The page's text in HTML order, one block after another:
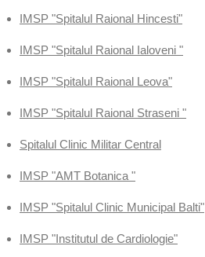
IMSP "Spitalul Raional Hincesti"
IMSP "Spitalul Raional Ialoveni "
IMSP "Spitalul Raional Leova"
IMSP "Spitalul Raional Straseni "
Spitalul Clinic Militar Central
IMSP "AMT Botanica "
IMSP "Spitalul Clinic Municipal Balti"
IMSP "Institutul de Cardiologie"